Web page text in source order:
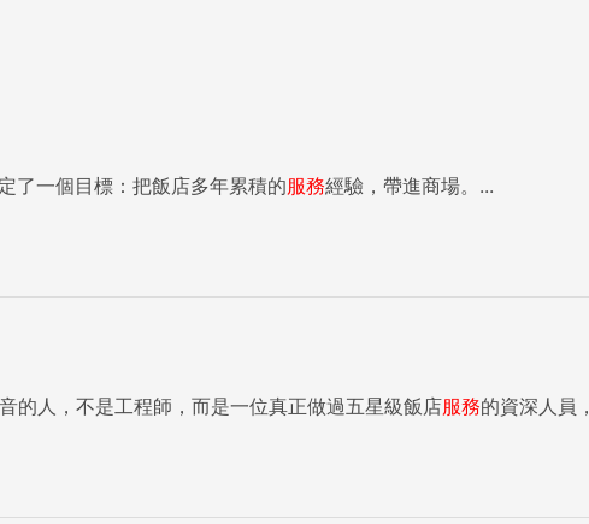
了一個目標：把飯店多年累積的服務經驗，帶進商場。...
的人，不是工程師，而是一位真正做過五星級飯店服務的資深人員